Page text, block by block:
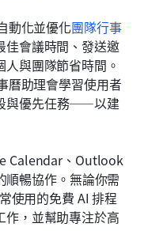
動化並優化團隊行事
佳會議時間、發送邀
與團隊節省時間。
曆助理會學習使用者
與優先任務——以建
Calendar、Outlook
順暢協作。無論你需
使用的免費 AI 排程
作，並幫助專注於高